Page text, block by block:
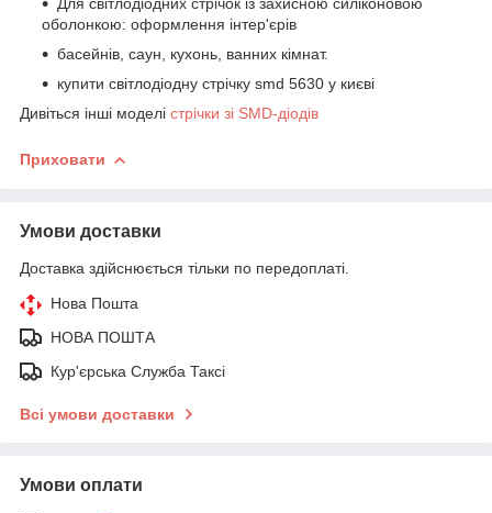
оболонкою: оформлення інтер'єрів
басейнів, саун, кухонь, ванних кімнат.
купити світлодіодну стрічку smd 5630 у києві
Дивіться інші моделі стрічки зі SMD-діодів
Приховати
Умови доставки
Доставка здійснюється тільки по передоплаті.
Нова Пошта
НОВА ПОШТА
Кур'єрська Служба Таксі
Всі умови доставки
Умови оплати